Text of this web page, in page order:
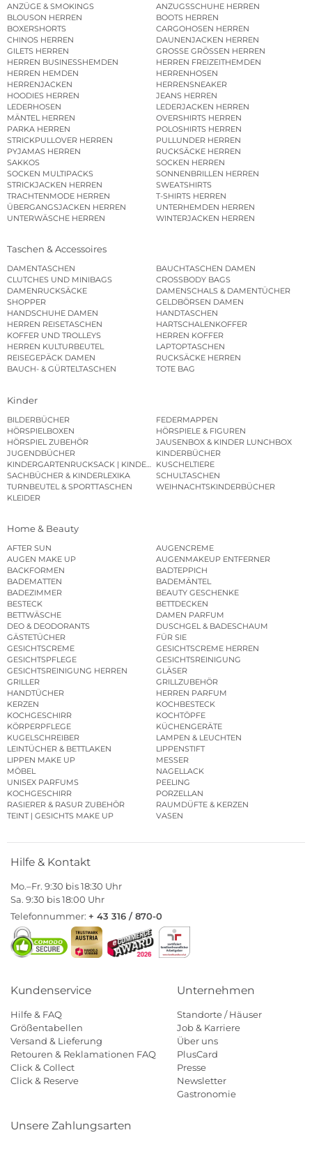
ANZÜGE & SMOKINGS
ANZUGSSCHUHE HERREN
BLOUSON HERREN
BOOTS HERREN
BOXERSHORTS
CARGOHOSEN HERREN
CHINOS HERREN
DAUNENJACKEN HERREN
GILETS HERREN
GROSSE GRÖSSEN HERREN
HERREN BUSINESSHEMDEN
HERREN FREIZEITHEMDEN
HERREN HEMDEN
HERRENHOSEN
HERRENJACKEN
HERRENSNEAKER
HOODIES HERREN
JEANS HERREN
LEDERHOSEN
LEDERJACKEN HERREN
MÄNTEL HERREN
OVERSHIRTS HERREN
PARKA HERREN
POLOSHIRTS HERREN
STRICKPULLOVER HERREN
PULLUNDER HERREN
PYJAMAS HERREN
RUCKSÄCKE HERREN
SAKKOS
SOCKEN HERREN
SOCKEN MULTIPACKS
SONNENBRILLEN HERREN
STRICKJACKEN HERREN
SWEATSHIRTS
TRACHTENMODE HERREN
T-SHIRTS HERREN
ÜBERGANGSJACKEN HERREN
UNTERHEMDEN HERREN
UNTERWÄSCHE HERREN
WINTERJACKEN HERREN
Taschen & Accessoires
DAMENTASCHEN
BAUCHTASCHEN DAMEN
CLUTCHES UND MINIBAGS
CROSSBODY BAGS
DAMENRUCKSÄCKE
DAMENSCHALS & DAMENTÜCHER
SHOPPER
GELDBÖRSEN DAMEN
HANDSCHUHE DAMEN
HANDTASCHEN
HERREN REISETASCHEN
HARTSCHALENKOFFER
KOFFER UND TROLLEYS
HERREN KOFFER
HERREN KULTURBEUTEL
LAPTOPTASCHEN
REISEGEPÄCK DAMEN
RUCKSÄCKE HERREN
BAUCH- & GÜRTELTASCHEN
TOTE BAG
Kinder
BILDERBÜCHER
FEDERMAPPEN
HÖRSPIELBOXEN
HÖRSPIELE & FIGUREN
HÖRSPIEL ZUBEHÖR
JAUSENBOX & KINDER LUNCHBOX
JUGENDBÜCHER
KINDERBÜCHER
KINDERGARTENRUCKSACK | KINDERGARTENBEUTEL
KUSCHELTIERE
SACHBÜCHER & KINDERLEXIKA
SCHULTASCHEN
TURNBEUTEL & SPORTTASCHEN
WEIHNACHTSKINDERBÜCHER
KLEIDER
Home & Beauty
AFTER SUN
AUGENCREME
AUGEN MAKE UP
AUGENMAKEUP ENTFERNER
BACKFORMEN
BADTEPPICH
BADEMATTEN
BADEMÄNTEL
BADEZIMMER
BEAUTY GESCHENKE
BESTECK
BETTDECKEN
BETTWÄSCHE
DAMEN PARFUM
DEO & DEODORANTS
DUSCHGEL & BADESCHAUM
GÄSTETÜCHER
FÜR SIE
GESICHTSCREME
GESICHTSCREME HERREN
GESICHTSPFLEGE
GESICHTSREINIGUNG
GESICHTSREINIGUNG HERREN
GLÄSER
GRILLER
GRILLZUBEHÖR
HANDTÜCHER
HERREN PARFUM
KERZEN
KOCHBESTECK
KOCHGESCHIRR
KOCHTÖPFE
KÖRPERPFLEGE
KÜCHENGERÄTE
KUGELSCHREIBER
LAMPEN & LEUCHTEN
LEINTÜCHER & BETTLAKEN
LIPPENSTIFT
LIPPEN MAKE UP
MESSER
MÖBEL
NAGELLACK
UNISEX PARFUMS
PEELING
KOCHGESCHIRR
PORZELLAN
RASIERER & RASUR ZUBEHÖR
RAUMDÜFTE & KERZEN
TEINT | GESICHTS MAKE UP
VASEN
Hilfe & Kontakt
Mo.–Fr. 9:30 bis 18:30 Uhr
Sa. 9:30 bis 18:00 Uhr
Telefonnummer: + 43 316 / 870-0
Kundenservice
Hilfe & FAQ
Größentabellen
Versand & Lieferung
Retouren & Reklamationen FAQ
Click & Collect
Click & Reserve
Unternehmen
Standorte / Häuser
Job & Karriere
Über uns
PlusCard
Presse
Newsletter
Gastronomie
Unsere Zahlungsarten